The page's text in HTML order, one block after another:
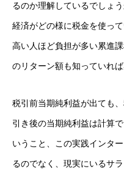
エントリーフォーム
るのか理解しているでしょ
経済がどの様に税金を使っ
高い人ほど負担が多い累進
のリターン額も知っていれば
税引前当期純利益が出ても
引き後の当期純利益は計算
いうこと、この実践インタ
るのでなく、現実にいるサ